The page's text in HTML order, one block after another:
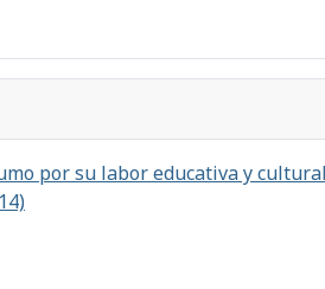
por su labor educativa y